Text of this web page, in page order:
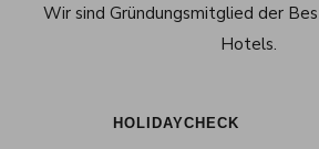
Wir sind Gründungsmitglied der
Hotels.
HOLIDAYCHECK